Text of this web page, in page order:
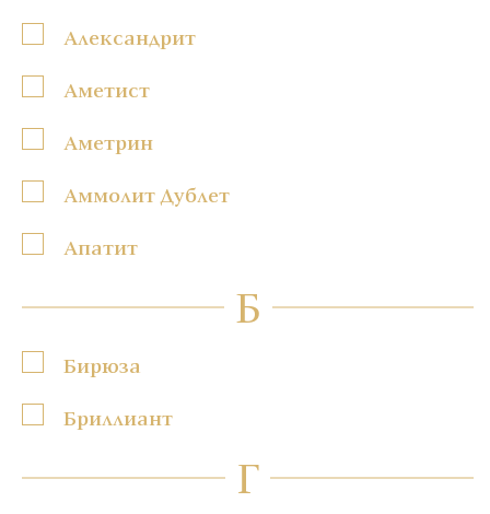
Александрит
Аметист
Аметрин
Аммолит Дублет
Апатит
Б
Бирюза
Бриллиант
Г